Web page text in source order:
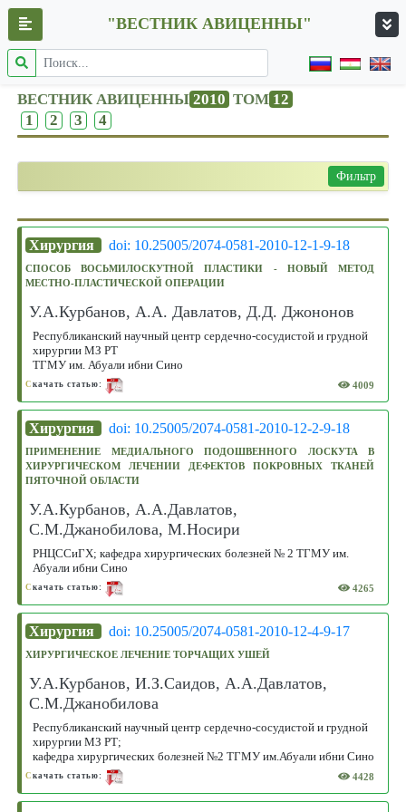
"ВЕСТНИК АВИЦЕННЫ"
ВЕСТНИК АВИЦЕННЫ 2010 ТОМ 12
1
2 3 4
Фильтр
Хирургия doi: 10.25005/2074-0581-2010-12-1-9-18
СПОСОБ ВОСЬМИЛОСКУТНОЙ ПЛАСТИКИ - НОВЫЙ МЕТОД
МЕСТНО-ПЛАСТИЧЕСКОЙ ОПЕРАЦИИ
У.А.Курбанов, А.А. Давлатов, Д.Д. Джононов
Республиканский научный центр сердечно-сосудистой и грудной
хирургии МЗ РТ
ТГМУ им. Абуали ибни Сино
С качать статью: 4009
Хирургия doi: 10.25005/2074-0581-2010-12-2-9-18
ПРИМЕНЕНИЕ МЕДИАЛЬНОГО ПОДОШВЕННОГО ЛОСКУТА В
ХИРУРГИЧЕСКОМ ЛЕЧЕНИИ ДЕФЕКТОВ ПОКРОВНЫХ ТКАНЕЙ
ПЯТОЧНОЙ ОБЛАСТИ
У.А.Курбанов, А.А.Давлатов,
С.М.Джанобилова, М.Носири
РНЦССиГХ; кафедра хирургических болезней № 2 ТГМУ им.
Абуали ибни Сино
С качать статью: 4265
Хирургия doi: 10.25005/2074-0581-2010-12-4-9-17
ХИРУРГИЧЕСКОЕ ЛЕЧЕНИЕ ТОРЧАЩИХ УШЕЙ
У.А.Курбанов, И.З.Саидов, А.А.Давлатов,
С.М.Джанобилова
Республиканский научный центр сердечно-сосудистой и грудной
хирургии МЗ РТ;
кафедра хирургических болезней №2 ТГМУ им.Абуали ибни Сино
С качать статью: 4428